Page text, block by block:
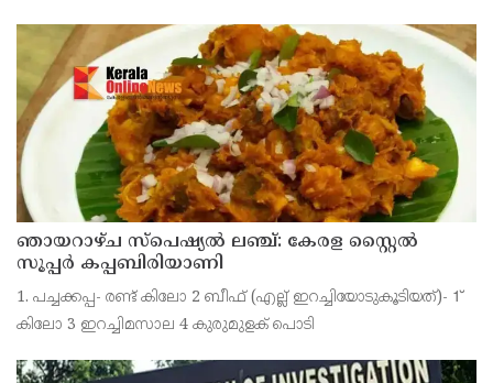
പരിശോധിച്ച് റിപ്പോർട്ട് കോടതിയിൽ സമർപ്പിക്കണമെന്
ഞായറാഴ്ച സ്പെഷ്യൽ ലഞ്ച്: കേരള സ്റ്റൈൽ
സൂപ്പർ കപ്പബിരിയാണി
1. പച്ചക്കപ്പ- രണ്ട് കിലോ 2 ബീഫ് (എല്ല് ഇറച്ചിയോടുകൂടിയത്)- 1്
കിലോ 3 ഇറച്ചിമസാല 4 കുരുമുളക് പൊടി